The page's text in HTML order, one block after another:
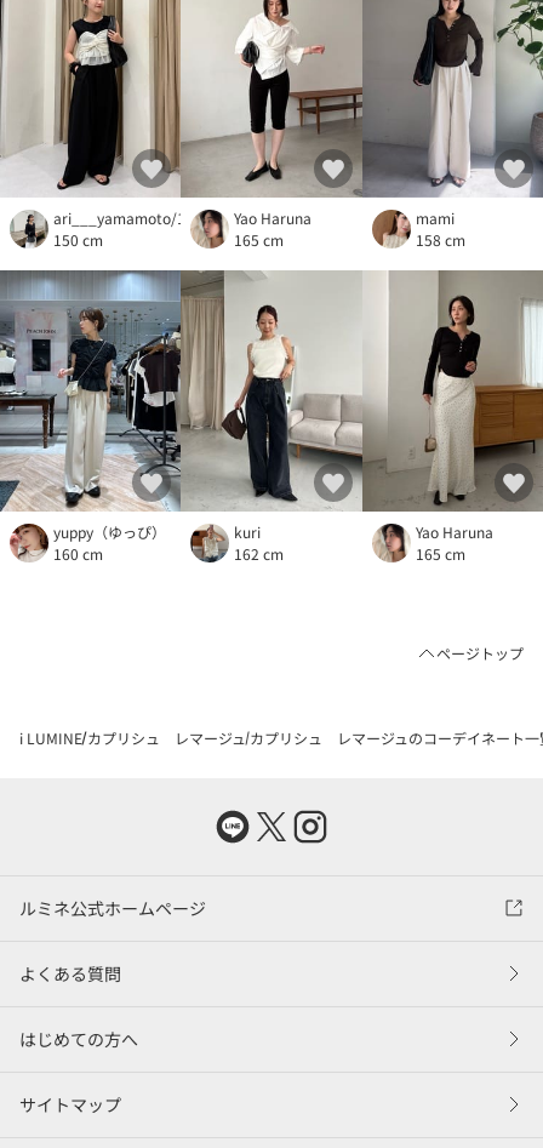
ari___yamamoto/150cm
150 cm
Yao Haruna
165 cm
mami
158 cm
yuppy（ゆっぴ）
160 cm
kuri
162 cm
Yao Haruna
165 cm
ページトップ
i LUMINE カプリシュ レマージュ カプリシュ レマージュのコーデイネート一
ルミネ公式ホームページ
よくある質問
はじめての方へ
サイトマップ